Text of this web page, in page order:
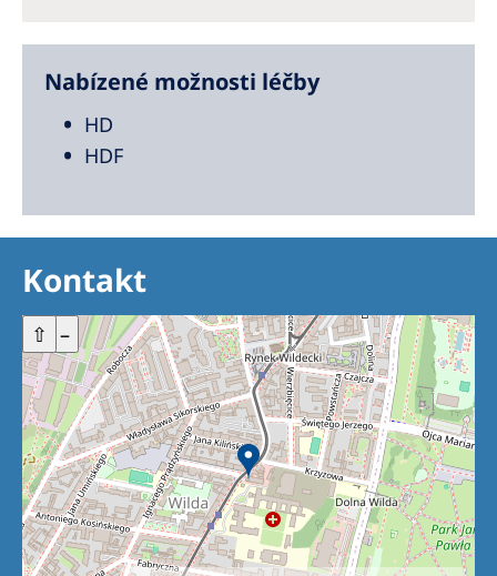
Nabízené možnosti léčby
HD
HDF
Kontakt
+ –
⇧